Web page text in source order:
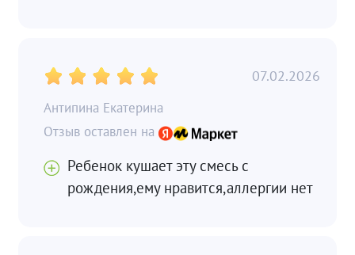
Антипина Екатерина
07.02.2026
Ребенок кушает эту смесь с
рождения,ему нравится,аллергии нет